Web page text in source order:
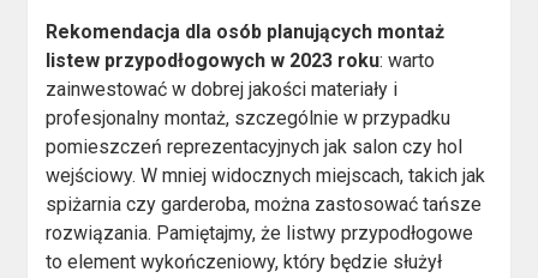
Rekomendacja dla osób planujących montaż
listew przypodłogowych w 2023 roku: warto
zainwestować w dobrej jakości materiały i
profesjonalny montaż, szczególnie w przypadku
pomieszczeń reprezentacyjnych jak salon czy hol
wejściowy. W mniej widocznych miejscach, takich jak
spiżarnia czy garderoba, można zastosować tańsze
rozwiązania. Pamiętajmy, że listwy przypodłogowe
to element wykończeniowy, który będzie służył